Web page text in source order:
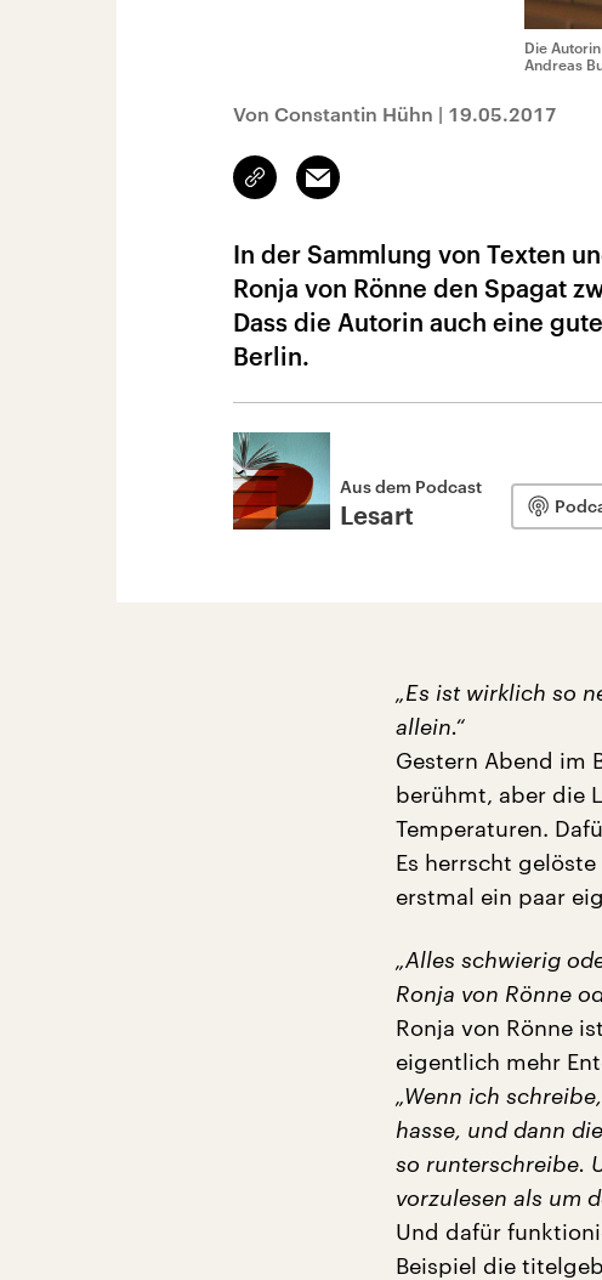
Die
Andreas
Von Constantin Hühn | 19.05.2017
Link
kopieren/teilen
Email
In der Sammlung von Texten
Ronja von Rönne den Spagat
Dass die Autorin auch eine
Berlin.
Aus dem Podcast
Lesart
„Es ist wirklich so
allein.“
Gestern Abend im
berühmt, aber die
Temperaturen.
Es herrscht
erstmal ein paar
„Alles schwierig
Ronja von Rönne
Ronja von Rönne
eigentlich mehr
„Wenn ich
hasse, und dann
so runterschreibe.
vorzulesen als um
Und dafür
Beispiel die